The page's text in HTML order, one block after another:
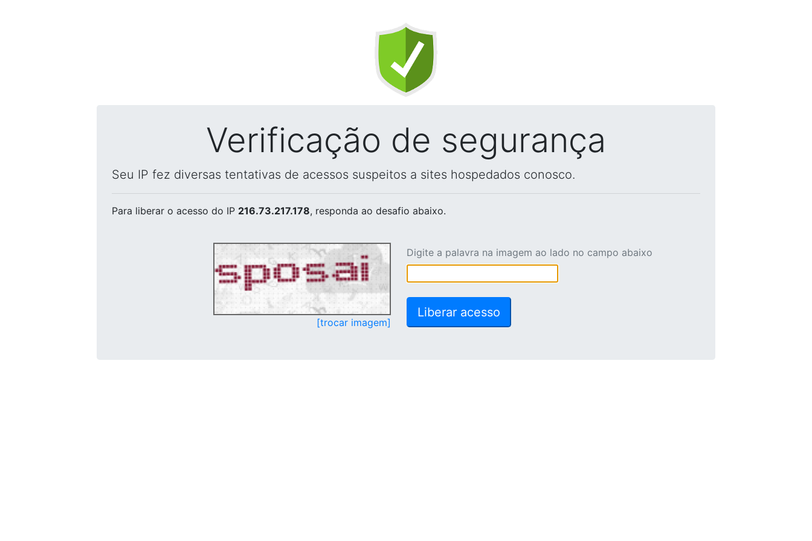
Verificação de segurança
Seu IP fez diversas tentativas de acessos suspeitos a sites hospedados conosco.
Para liberar o acesso do IP 216.73.217.178, responda ao desafio abaixo.
[trocar imagem]
Digite a palavra na imagem ao lado no campo abaixo